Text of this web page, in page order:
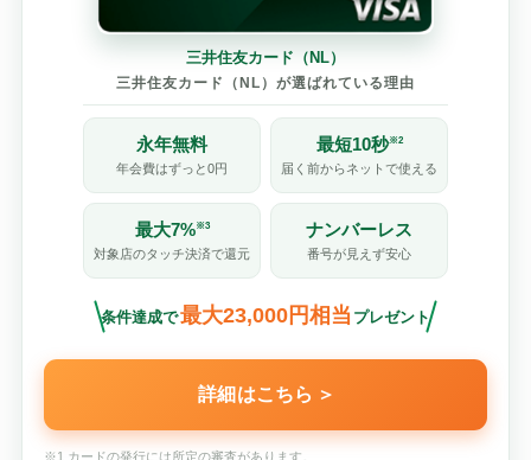
三井住友カード（NL）
三井住友カード（NL）が選ばれている理由
永年無料
年会費はずっと0円
最短10秒※2
届く前からネットで使える
最大7%※3
対象店のタッチ決済で還元
ナンバーレス
番号が見えず安心
条件達成で最大23,000円相当 プレゼント
詳細はこちら ＞
※1 カードの発行には所定の審査があります。